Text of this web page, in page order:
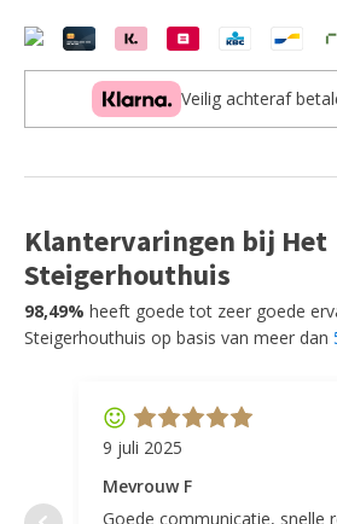
yellow.
aantal
Veilig achteraf
Klantervaringen bij Het
Steigerhouthuis
98,49% heeft goede tot zeer goede
Steigerhouthuis op basis van meer dan
9 juli 2025
Mevrouw F
Goede communicatie, snelle